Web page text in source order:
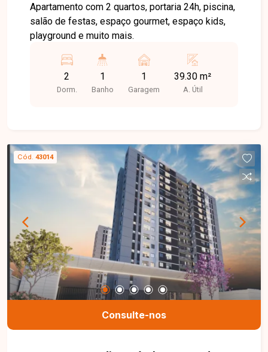
Apartamento com 2 quartos, portaria 24h, piscina,
salão de festas, espaço gourmet, espaço kids,
playground e muito mais.
2
Dorm.
1
Banho
1
Garagem
39.30 m²
A. Útil
Cód. 43014
Consulte-nos